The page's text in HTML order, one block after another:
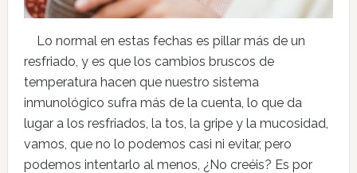
Lo normal en estas fechas es pillar más de un
resfriado, y es que los cambios bruscos de
temperatura hacen que nuestro sistema
inmunológico sufra más de la cuenta, lo que da
lugar a los resfriados, la tos, la gripe y la mucosidad,
vamos, que no lo podemos casi ni evitar, pero
podemos intentarlo al menos, ¿No creéis? Es por